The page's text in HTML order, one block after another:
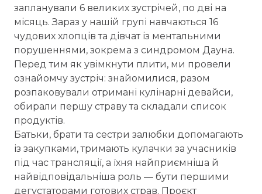
запланували 6 великих зустрічей, по дві на
місяць. Зараз у нашій групі навчаються 16
чудових хлопців та дівчат із ментальними
порушеннями, зокрема з синдромом Дауна.
Перед тим як увімкнути плити, ми провели
ознайомчу зустріч: знайомилися, разом
розпаковували отримані кулінарні девайси,
обирали першу страву та складали список
продуктів.
Батьки, брати та сестри залюбки допомагають
із закупками, тримають кулачки за учасників
під час трансляції, а їхня найприємніша й
найвідповідальніша роль — бути першими
дегустаторами готових страв. Проєкт